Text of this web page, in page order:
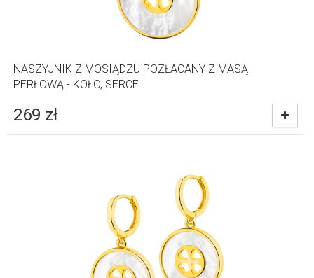
NASZYJNIK Z MOSIĄDZU POZŁACANY Z MASĄ
PERŁOWĄ - KOŁO, SERCE
269 zł